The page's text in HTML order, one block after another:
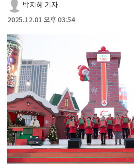
박지혜 기자
2025.12.01 오후 03:54